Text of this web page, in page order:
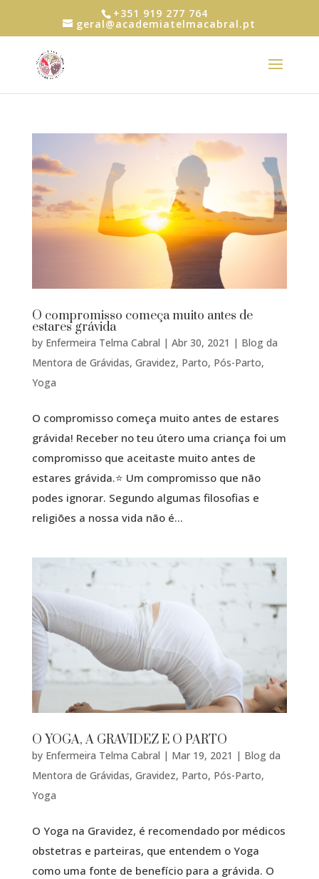
+351 919 277 764
geral@academiatelmacabral.pt
O compromisso começa muito antes de
estares grávida
by Enfermeira Telma Cabral | Abr 30, 2021 | Blog da
Mentora de Grávidas, Gravidez, Parto, Pós-Parto,
Yoga
O compromisso começa muito antes de estares
grávida! Receber no teu útero uma criança foi um
compromisso que aceitaste muito antes de
estares grávida.⭐️ Um compromisso que não
podes ignorar. Segundo algumas filosofias e
religiões a nossa vida não é...
O YOGA, A GRAVIDEZ E O PARTO
by Enfermeira Telma Cabral | Mar 19, 2021 | Blog da
Mentora de Grávidas, Gravidez, Parto, Pós-Parto,
Yoga
O Yoga na Gravidez, é recomendado por médicos
obstetras e parteiras, que entendem o Yoga
como uma fonte de benefício para a grávida. O